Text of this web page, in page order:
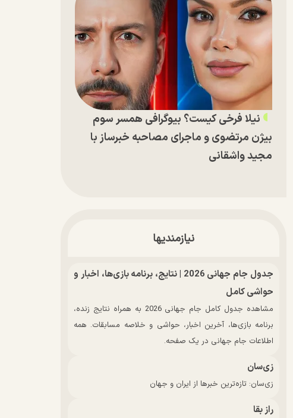
نیلا فرخی کیست؟ بیوگرافی همسر سوم
بیژن مرتضوی و ماجرای مصاحبه خبرساز با
مجید واشقانی
نیازمندیها
جدول جام جهانی 2026 | نتایج، برنامه بازی‌ها، اخبار و
حواشی کامل
مشاهده جدول کامل جام جهانی 2026 به همراه نتایج زنده،
برنامه بازی‌ها، آخرین اخبار، حواشی و خلاصه مسابقات. همه
اطلاعات جام جهانی در یک صفحه.
زی‌سان
زی‌سان: تازه‌ترین خبرها از ایران و جهان
راز بقا